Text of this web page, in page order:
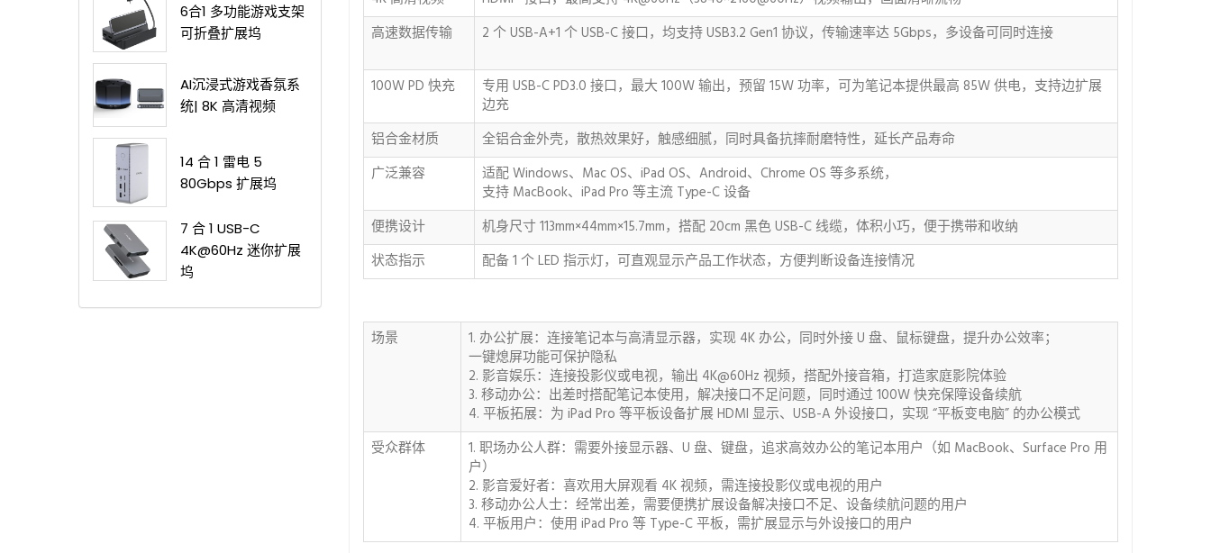
高速数据传输
2 个 USB-A+1 个 USB-C 接口，均支持 USB3.2 Gen1 协议，传输速率达 5Gbps，多设备可同时连接
100W PD 快充
专用 USB-C PD3.0 接口，最大 100W 输出，预留 15W 功率，可为笔记本提供最高 85W 供电，支持边扩展
边充
铝合金材质
全铝合金外壳，散热效果好，触感细腻，同时具备抗摔耐磨特性，延长产品寿命
广泛兼容
适配 Windows、Mac OS、iPad OS、Android、Chrome OS 等多系统，
支持 MacBook、iPad Pro 等主流 Type-C 设备
便携设计
机身尺寸 113mm×44mm×15.7mm，搭配 20cm 黑色 USB-C 线缆，体积小巧，便于携带和收纳
状态指示
配备 1 个 LED 指示灯，可直观显示产品工作状态，方便判断设备连接情况
场景
1. 办公扩展：连接笔记本与高清显示器，实现 4K 办公，同时外接 U 盘、鼠标键盘，提升办公效率；
一键熄屏功能可保护隐私
2. 影音娱乐：连接投影仪或电视，输出 4K@60Hz 视频，搭配外接音箱，打造家庭影院体验
3. 移动办公：出差时搭配笔记本使用，解决接口不足问题，同时通过 100W 快充保障设备续航
4. 平板拓展：为 iPad Pro 等平板设备扩展 HDMI 显示、USB-A 外设接口，实现 “平板变电脑” 的办公模式
受众群体
1. 职场办公人群：需要外接显示器、U 盘、键盘，追求高效办公的笔记本用户（如 MacBook、Surface Pro 用
户）
2. 影音爱好者：喜欢用大屏观看 4K 视频，需连接投影仪或电视的用户
3. 移动办公人士：经常出差，需要便携扩展设备解决接口不足、设备续航问题的用户
4. 平板用户：使用 iPad Pro 等 Type-C 平板，需扩展显示与外设接口的用户
6合1 多功能游戏支架
可折叠扩展坞
AI沉浸式游戏香氛系
统| 8K 高清视频
14 合 1 雷电 5
80Gbps 扩展坞
7 合 1 USB-C
4K@60Hz 迷你扩展
坞